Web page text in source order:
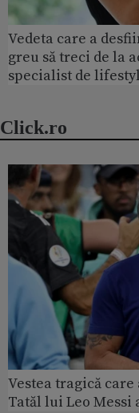
Vedeta care a
greu să treci de la
specialist de
Click.ro
Vestea tragică
Tatăl lui Leo Messi